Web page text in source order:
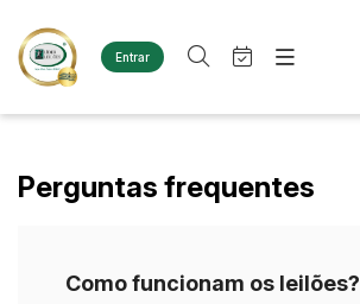
Entrar
Criar conta Entrar
Site
Quem Somos
Busca por categoria
Quem Somos
Perguntas frequentes
Como funcionam os leilões?